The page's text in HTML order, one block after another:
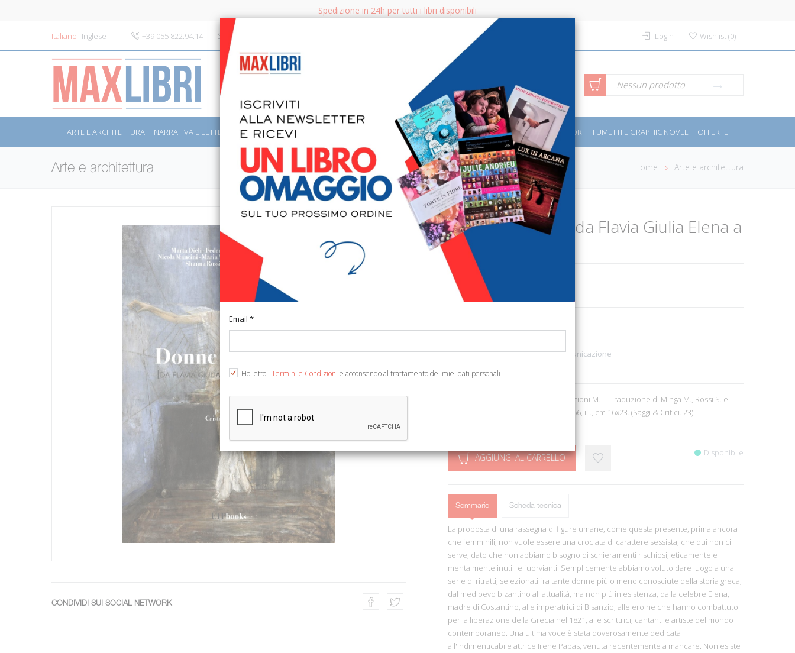
Spedizione in 24h per tutti i libri disponibili
Italiano Inglese +39 055 822.94.14 info@maxlibri.it Login Wishlist(0)
CERCA Ricerca avanzata Nessun prodotto
ARTE E ARCHITETTURA NARRATIVA E LETTERATURA SAGGISTICA LIBRI PER BAMBINI E RAGAZZI MANUALI - GUIDE - CORSI SPORT E MOTORI FUMETTI E GRAPHIC NOVEL OFFERTE
Arte e architettura Home Arte e architettura
CONDIVIDI SUI SOCIAL NETWORK
Donne di Grecia (da Flavia Giulia Elena a
Irene Papas)
€ 20,00
Categoria: Società - Politica - Comunicazione
A cura di Luciani C., Mancini N. e Piccioni M. L. Traduzione di Minga M., Rossi S. e
Sorrentino G. Atene, 2022; br., pp. 256, ill., cm 16x23. (Saggi & Critici. 23).
AGGIUNGI AL CARRELLO Disponibile
Sommario Scheda tecnica
La proposta di una rassegna di figure umane, come questa presente, prima ancora
che femminili, non vuole essere una crociata di carattere sessista, che qui non ci
serve, dato che non abbiamo bisogno di schieramenti rischiosi, eticamente e
mentalmente inutili e fuorvianti. Semplicemente abbiamo voluto dare luogo a una
serie di ritratti, selezionati fra tante donne più o meno conosciute della storia greca,
dal medioevo bizantino all'attualità, ma non più in esistenza, dalla celebre Elena,
madre di Costantino, alle imperatrici di Bisanzio, alle eroine che hanno combattuto
per la liberazione della Grecia nel 1821, alle scrittrici, cantanti e artiste del mondo
contemporaneo. Una ultima voce è stata doverosamente dedicata
all'indimenticabile attrice Irene Papas, venuta recentemente a mancare. Non esiste
Email *
Ho letto i Termini e Condizioni e acconsendo al trattamento dei miei dati personali